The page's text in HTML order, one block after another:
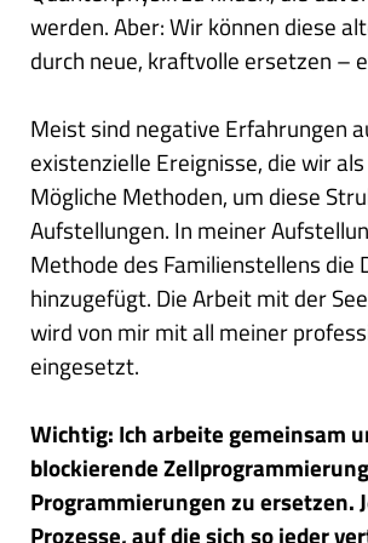
werden. Aber: Wir können diese
durch neue, kraftvolle ersetzen
Meist sind negative Erfahrungen
existenzielle Ereignisse, die wir
Mögliche Methoden, um diese
Aufstellungen. In meiner
Methode des Familienstellens die
hinzugefügt. Die Arbeit mit der
wird von mir mit all meiner
eingesetzt.
Wichtig: Ich arbeite gemeinsam
blockierende
Programmierungen zu ersetzen.
Prozesse, auf die sich so jeder